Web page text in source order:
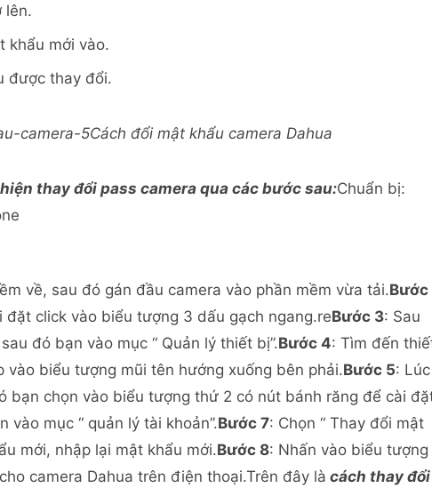
lên.
khẩu mới vào.
được thay đổi.
Cách đổi mật khẩu camera Dahua
thay đổi pass camera qua các bước sau:Chuẩn bị:
về, sau đó gán đầu camera vào phần mềm vừa tải.Bước
đặt click vào biểu tượng 3 dấu gạch ngang.reBước 3: Sau
đó bạn vào mục “ Quản lý thiết bị”.Bước 4: Tìm đến
vào biểu tượng mũi tên hướng xuống bên phải.Bước 5: Lúc
bạn chọn vào biểu tượng thứ 2 có nút bánh răng để cài
vào mục “ quản lý tài khoản”.Bước 7: Chọn “ Thay đổi mật
mới, nhập lại mật khẩu mới.Bước 8: Nhấn vào biểu tượng
camera Dahua trên điện thoại.Trên đây là cách thay đổi